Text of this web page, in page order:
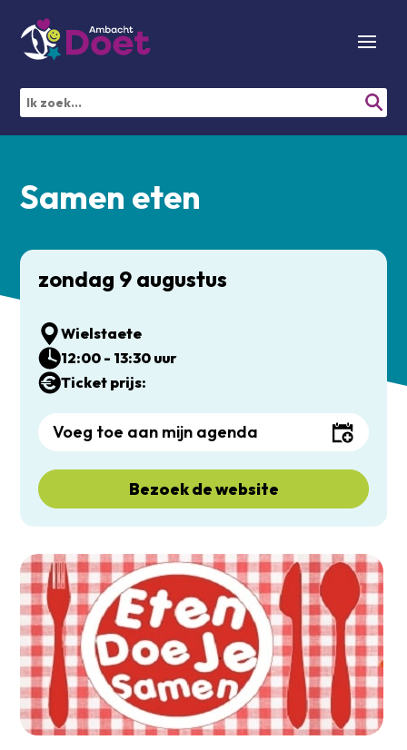
Samen eten
zondag 9 augustus
Wielstaete
12:00 - 13:30 uur
Ticket prijs:
Voeg toe aan mijn agenda
Bezoek de website